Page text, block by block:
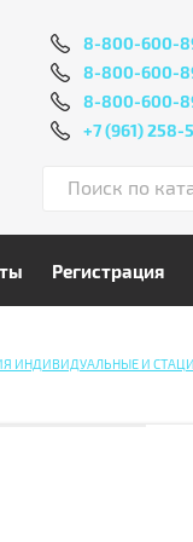
8-800-600-
8-800-600-
8-800-600-
+7 (961)
Регистрация
ИНДИВИДУАЛЬНЫЕ И